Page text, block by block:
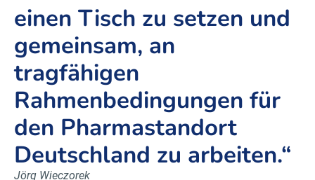
einen Tisch zu setzen und
gemeinsam, an
tragfähigen
Rahmenbedingungen für
den Pharmastandort
Deutschland zu arbeiten.“
Jörg Wieczorek